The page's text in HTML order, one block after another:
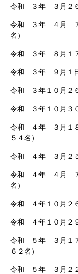
令和 ３年 ３月２
令和 ３年 ４月 ７
名）
令和 ３年 ８月１
令和 ３年 ９月１
令和 ３年１０月２
令和 ３年１０月３
令和 ４年 ３月１８
５４名）
令和 ４年 ３月２
令和 ４年 ４月 ７
名）
令和 ４年１０月２
令和 ４年１０月２
令和 ５年 ３月１７
６２名）
令和 ５年 ３月２